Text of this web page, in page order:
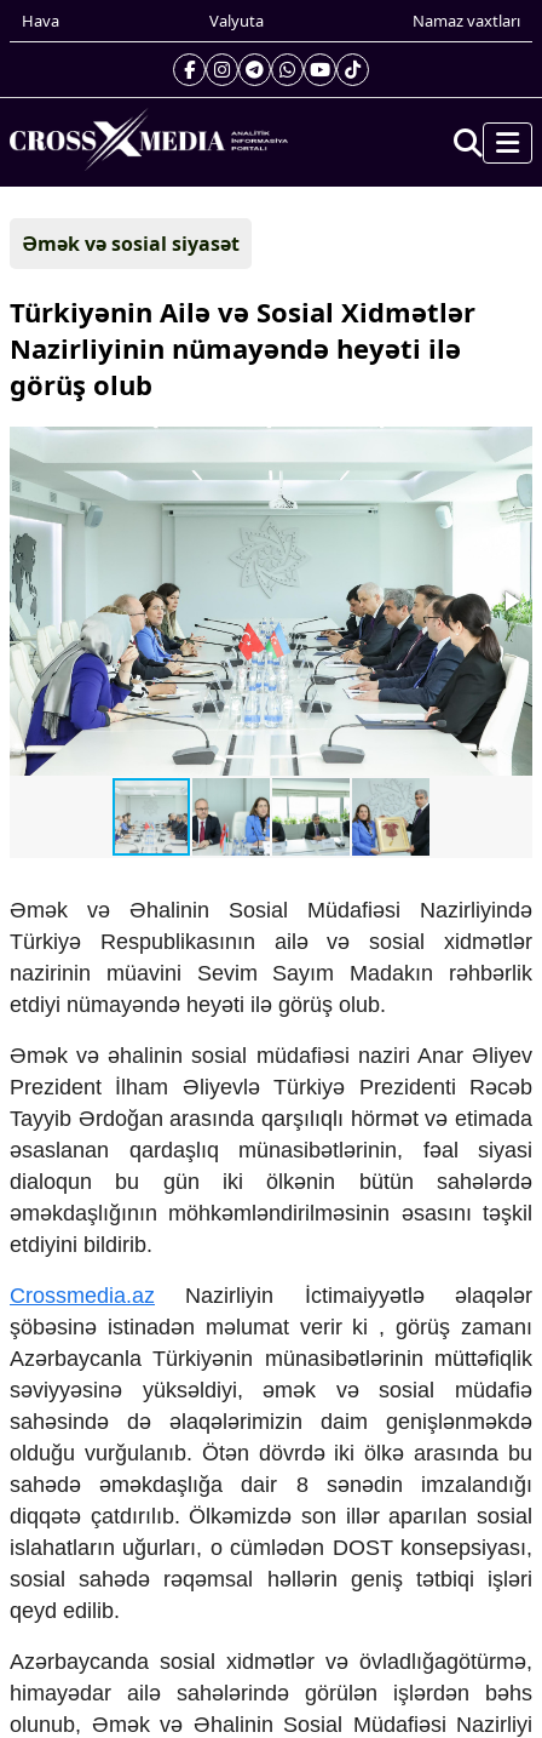
Hava Valyuta Namaz vaxtları
Gündəm
Xarici xəbərlər
Cənubi Qafqaz
Türk Dünyası
Yaxın Şərq
Avropa
Amerika
Asiya
Afrika
Çarpaz baxış
Təhlil
Siyasi
Geosiyasi
İqtisadi
Sosioloji
Araşdırma
Multimedia
Podcast
Humanitar
Elm və təhsil
Mədəniyyət
Diaspor
Yüksəliş hekayəsi
Mədəniyyətimizin Zəfəri
Zəfər Diasporu
Səhiyyə
Ailə və uşaq
Turizm
İqtisadiyyat
İqtisadi xəbərlər
Energetika
Neft-qaz
Əmək və sosial siyasət
Kənd təsərrüfatı
Hərbi sənaye
Telekommunikasiya və nəqliyyat
COP29
Cəmiyyət
Crossmedia.az - 1 yaş
Siyasət
Ekologiya
Zəfər - 5
Gənclər və İdman
Əmək və sosial siyasət
Türkiyənin Ailə və Sosial Xidmətlər
Nazirliyinin nümayəndə heyəti ilə
görüş olub
Əmək və Əhalinin Sosial Müdafiəsi Nazirliyində
Türkiyə Respublikasının ailə və sosial xidmətlər
nazirinin müavini Sevim Sayım Madakın rəhbərlik
etdiyi nümayəndə heyəti ilə görüş olub.
Əmək və əhalinin sosial müdafiəsi naziri Anar Əliyev
Prezident İlham Əliyevlə Türkiyə Prezidenti Rəcəb
Tayyib Ərdoğan arasında qarşılıqlı hörmət və etimada
əsaslanan qardaşlıq münasibətlərinin, fəal siyasi
dialoqun bu gün iki ölkənin bütün sahələrdə
əməkdaşlığının möhkəmləndirilməsinin əsasını təşkil
etdiyini bildirib.
Crossmedia.az Nazirliyin İctimaiyyətlə əlaqələr
şöbəsinə istinadən məlumat verir ki , görüş zamanı
Azərbaycanla Türkiyənin münasibətlərinin müttəfiqlik
səviyyəsinə yüksəldiyi, əmək və sosial müdafiə
sahəsində də əlaqələrimizin daim genişlənməkdə
olduğu vurğulanıb. Ötən dövrdə iki ölkə arasında bu
sahədə əməkdaşlığa dair 8 sənədin imzalandığı
diqqətə çatdırılıb. Ölkəmizdə son illər aparılan sosial
islahatların uğurları, o cümlədən DOST konsepsiyası,
sosial sahədə rəqəmsal həllərin geniş tətbiqi işləri
qeyd edilib.
Azərbaycanda sosial xidmətlər və övladlığagötürmə,
himayədar ailə sahələrində görülən işlərdən bəhs
olunub, Əmək və Əhalinin Sosial Müdafiəsi Nazirliyi